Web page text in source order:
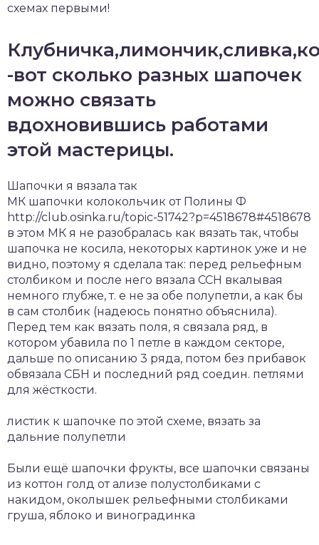
схемах первыми!
-вот сколько разных шапочек
можно связать
вдохновившись работами
этой мастерицы.
Шапочки я вязала так
МК шапочки колокольчик от Полины Ф
http://club.osinka.ru/topic-51742?p=4518678#4518678
в этом МК я не разобралась как вязать так, чтобы
шапочка не косила, некоторых картинок уже и не
видно, поэтому я сделала так: перед рельефным
столбиком и после него вязала ССН вкалывая
немного глубже, т. е не за обе полупетли, а как бы
в сам столбик (надеюсь понятно объяснила).
Перед тем как вязать поля, я связала ряд, в
котором убавила по 1 петле в каждом секторе,
дальше по описанию 3 ряда, потом без прибавок
обвязала СБН и последний ряд соедин. петлями
для жёсткости.
листик к шапочке по этой схеме, вязать за
дальние полупетли
Были ещё шапочки фрукты, все шапочки связаны
из коттон голд от ализе полустолбиками с
накидом, околышек рельефными столбиками
груша, яблоко и виноградинка